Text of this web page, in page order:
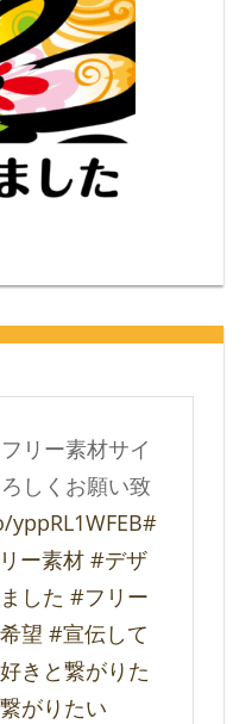
リー素材サイ
しくお願い致
#
ー素材 #デザ
した #フリー
望 #宣伝して
きと繋がりた
がりたい